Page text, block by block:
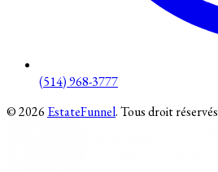
(514) 968-3777
© 2026 EstateFunnel. Tous droit réservés